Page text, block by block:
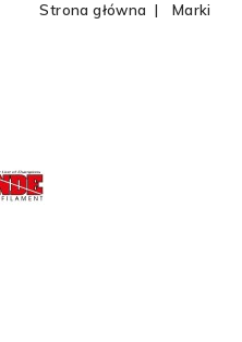
Strona główna Marki